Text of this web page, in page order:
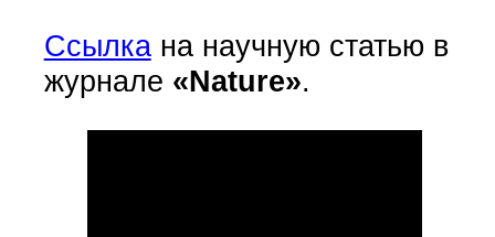
Ссылкана научную статью в
журнале «Nature».